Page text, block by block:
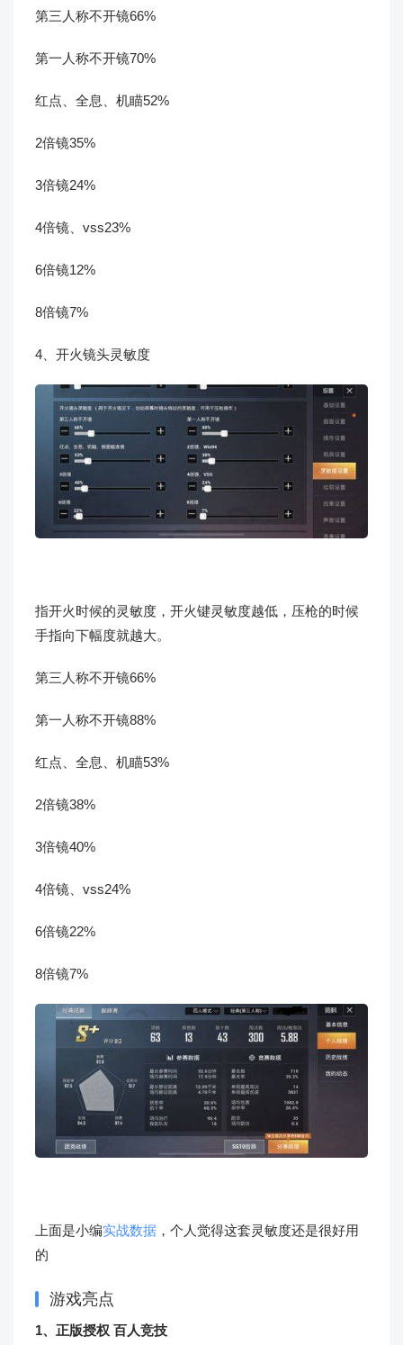
第三人称不开镜66%
第一人称不开镜70%
红点、全息、机瞄52%
2倍镜35%
3倍镜24%
4倍镜、vss23%
6倍镜12%
8倍镜7%
4、开火镜头灵敏度
指开火时候的灵敏度，开火键灵敏度越低，压枪的时候
手指向下幅度就越大。
第三人称不开镜66%
第一人称不开镜88%
红点、全息、机瞄53%
2倍镜38%
3倍镜40%
4倍镜、vss24%
6倍镜22%
8倍镜7%
上面是小编实战数据 ，个人觉得这套灵敏度还是很好用
的
游戏亮点
1、正版授权 百人竞技